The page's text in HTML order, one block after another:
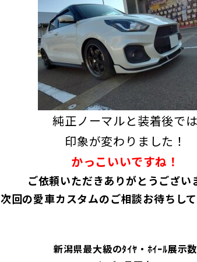
純正ノーマルと装着後では
印象が変わりました！
かっこいいですね！
ご依頼いただきありがとうござい
次回の愛車カスタムのご相談お待ちして
新潟県最大級のﾀｲﾔ・ﾎｲｰﾙ展示数